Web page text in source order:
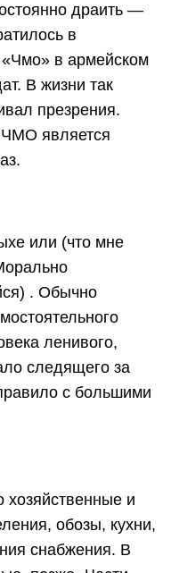
драить —
в
«Чмо» в армейском
В жизни так
презрения.
ЧМО является
или (что мне
. Обычно
ленивого,
следящего за
с большими
хозяйственные и
обозы, кухни,
снабжения. В